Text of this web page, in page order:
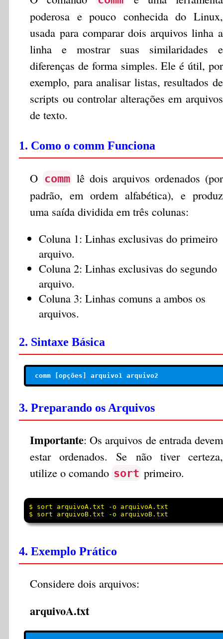
poderosa e pouco conhecida do Linux,
usada para comparar dois arquivos linha a
linha e mostrar suas similaridades e
diferenças de forma simples. Ele é útil, por
exemplo, para analisar listas, resultados de
scripts ou controlar alterações em arquivos
de texto.
1. Como o comm Funciona
O comm lê dois arquivos ordenados (por
padrão, em ordem alfabética), e produz
uma saída dividida em três colunas:
Coluna 1: Linhas exclusivas do primeiro
arquivo.
Coluna 2: Linhas exclusivas do segundo
arquivo.
Coluna 3: Linhas comuns a ambos os
arquivos.
2. Sintaxe Básica
comm [opções] arquivo1 arquivo2
3. Preparando os Arquivos
Importante: Os arquivos de entrada devem
estar ordenados. Se não tiver certeza,
utilize o comando sort primeiro.
$ sort arquivoA.txt -o arquivoA.txt
4. Exemplo Prático
Considere dois arquivos:
arquivoA.txt